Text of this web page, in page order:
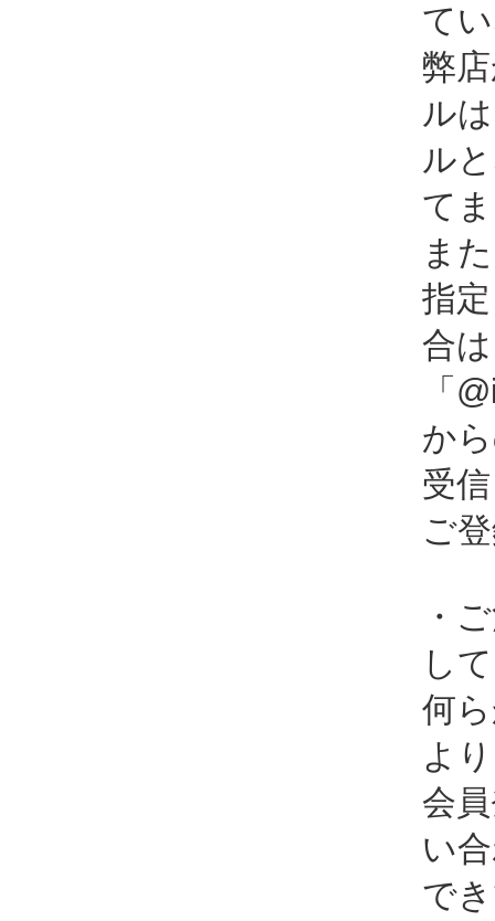
て
弊
ル
ル
て
ま
指
合
「
か
受
ご
・
し
何
よ
会
い
で